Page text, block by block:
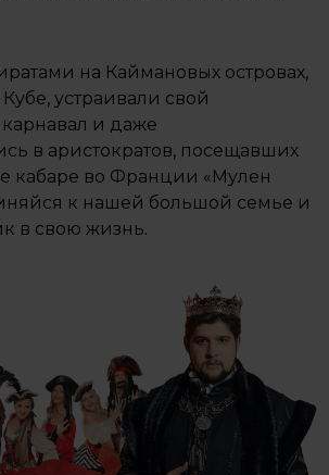
на Каймановых островах,
устраивали свой
и даже
в аристократов, посещавших
кабаре во Франции «Мулен
к нашей большой семье и
в свою жизнь.